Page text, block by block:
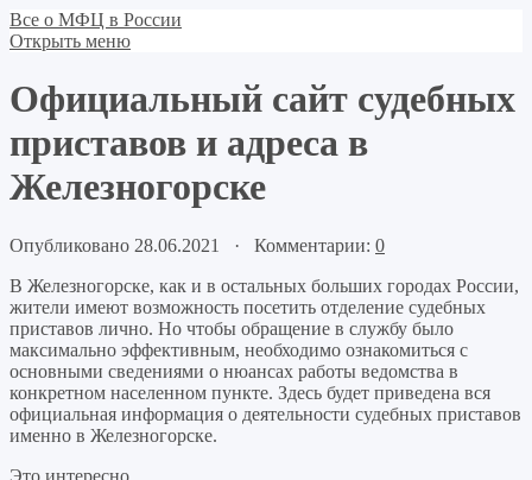
Все о МФЦ в России
Открыть меню
Официальный сайт судебных
приставов и адреса в
Железногорске
Опубликовано 28.06.2021 · Комментарии: 0
В Железногорске, как и в остальных больших городах России,
жители имеют возможность посетить отделение судебных
приставов лично. Но чтобы обращение в службу было
максимально эффективным, необходимо ознакомиться с
основными сведениями о нюансах работы ведомства в
конкретном населенном пункте. Здесь будет приведена вся
официальная информация о деятельности судебных приставов
именно в Железногорске.
Это интересно